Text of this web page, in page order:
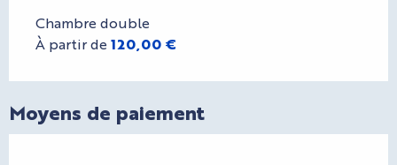
Chambre double
À partir de 120,00 €
Moyens de paiement